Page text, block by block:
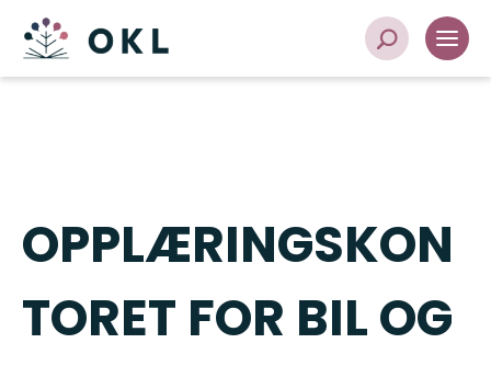
OPPLÆRINGSKON
TORET FOR BIL OG